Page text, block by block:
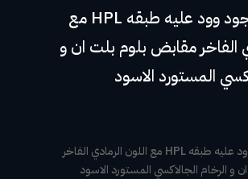
مطبخ كونتر جود وود عليه طبقه HPL مع
الفاخر مقابض بلوم بلت ان و
المستورد الاسود
مطبخ كونتر جود وود عليه طبقه HPL مع اللون الرمادي الفاخر
و الرخام الجالاكسي المستورد الاسود